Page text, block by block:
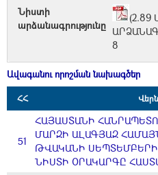
Նիստի
արձանագրությունը
(2.89
8
Ավագանու որոշման նախագծեր
ՀՀ
51
ՀԱՅԱՍՏԱՆԻ
ՄԱՐԶԻ ԱԼԱԳՅԱԶ
ԹՎԱԿԱՆԻ ՍԵՊՏԵՄԲԵՐԻ
ՆԻՍՏԻ ՕՐԱԿԱՐԳԸ